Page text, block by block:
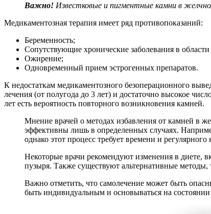
Важно! Известковые и пигментные камни в
Медикаментозная терапия имеет ряд противопоказаний:
Беременность;
Сопутствующие хронические заболевания в
Ожирение;
Одновременный прием эстрогенных препаратов.
К недостаткам медикаментозного безоперационного
лечения (от полугода до 3 лет) и достаточно высокое
лет есть вероятность повторного возникновения камней.
Мнение врачей о методах избавления от камней в
эффективны лишь в определенных случаях.
однако этот процесс требует времени и регулярного
Некоторые врачи рекомендуют изменения в диете,
пузыря. Также существуют альтернативные
Важно отметить, что самолечение может быть
быть индивидуальным и основываться на